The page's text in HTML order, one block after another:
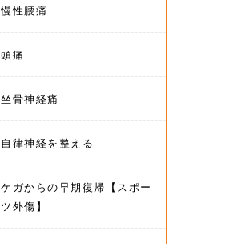
慢性腰痛
頭痛
坐骨神経痛
自律神経を整える
ケガからの早期復帰【スポー
ツ外傷】